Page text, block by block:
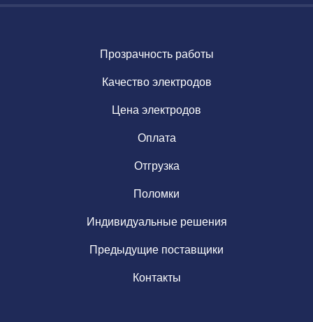
Прозрачность работы
Качество электродов
Цена электродов
Оплата
Отгрузка
Поломки
Индивидуальные решения
Предыдущие поставщики
Контакты